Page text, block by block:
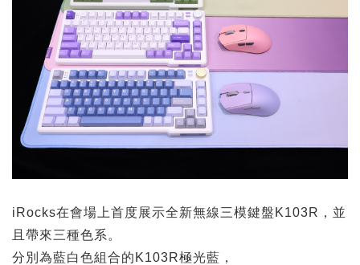
iRocks在會場上首度展示全新無線三模鍵盤K103R，並
且帶來三種色系。
分別為藍白色組合的K103R極光藍，